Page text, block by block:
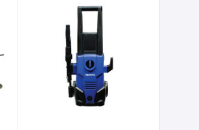
รายการ
สินค้าที่
ชอบ